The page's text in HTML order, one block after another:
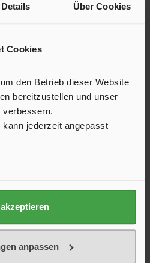
Details Über Cookies
Cookies
den Betrieb dieser Website
bereitzustellen und unser
verbessern.
jederzeit angepasst
anpassen
die langlebigsten Batterien. Sie
in Geräten mit konstantem und
Energieabgabe aus.
5,00 €*
Warenkorb